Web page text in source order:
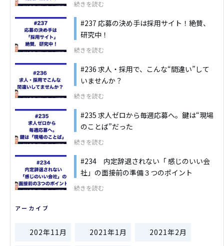
続きを読む
#237 応募の決め手は採用サイト！絶賛、
研究中！
続きを読む
#236 求人・採用で、こんな“間違い”して
いませんか？
続きを読む
#235 求人ゼロから毎週応募へ。鍵は“現場
のことば”だった
続きを読む
#234 内定辞退されない「 感じのいい会
社」の面接前の準備３つのポイント
続きを読む
アーカイブ
202年11月 2021年1月 2021年2月